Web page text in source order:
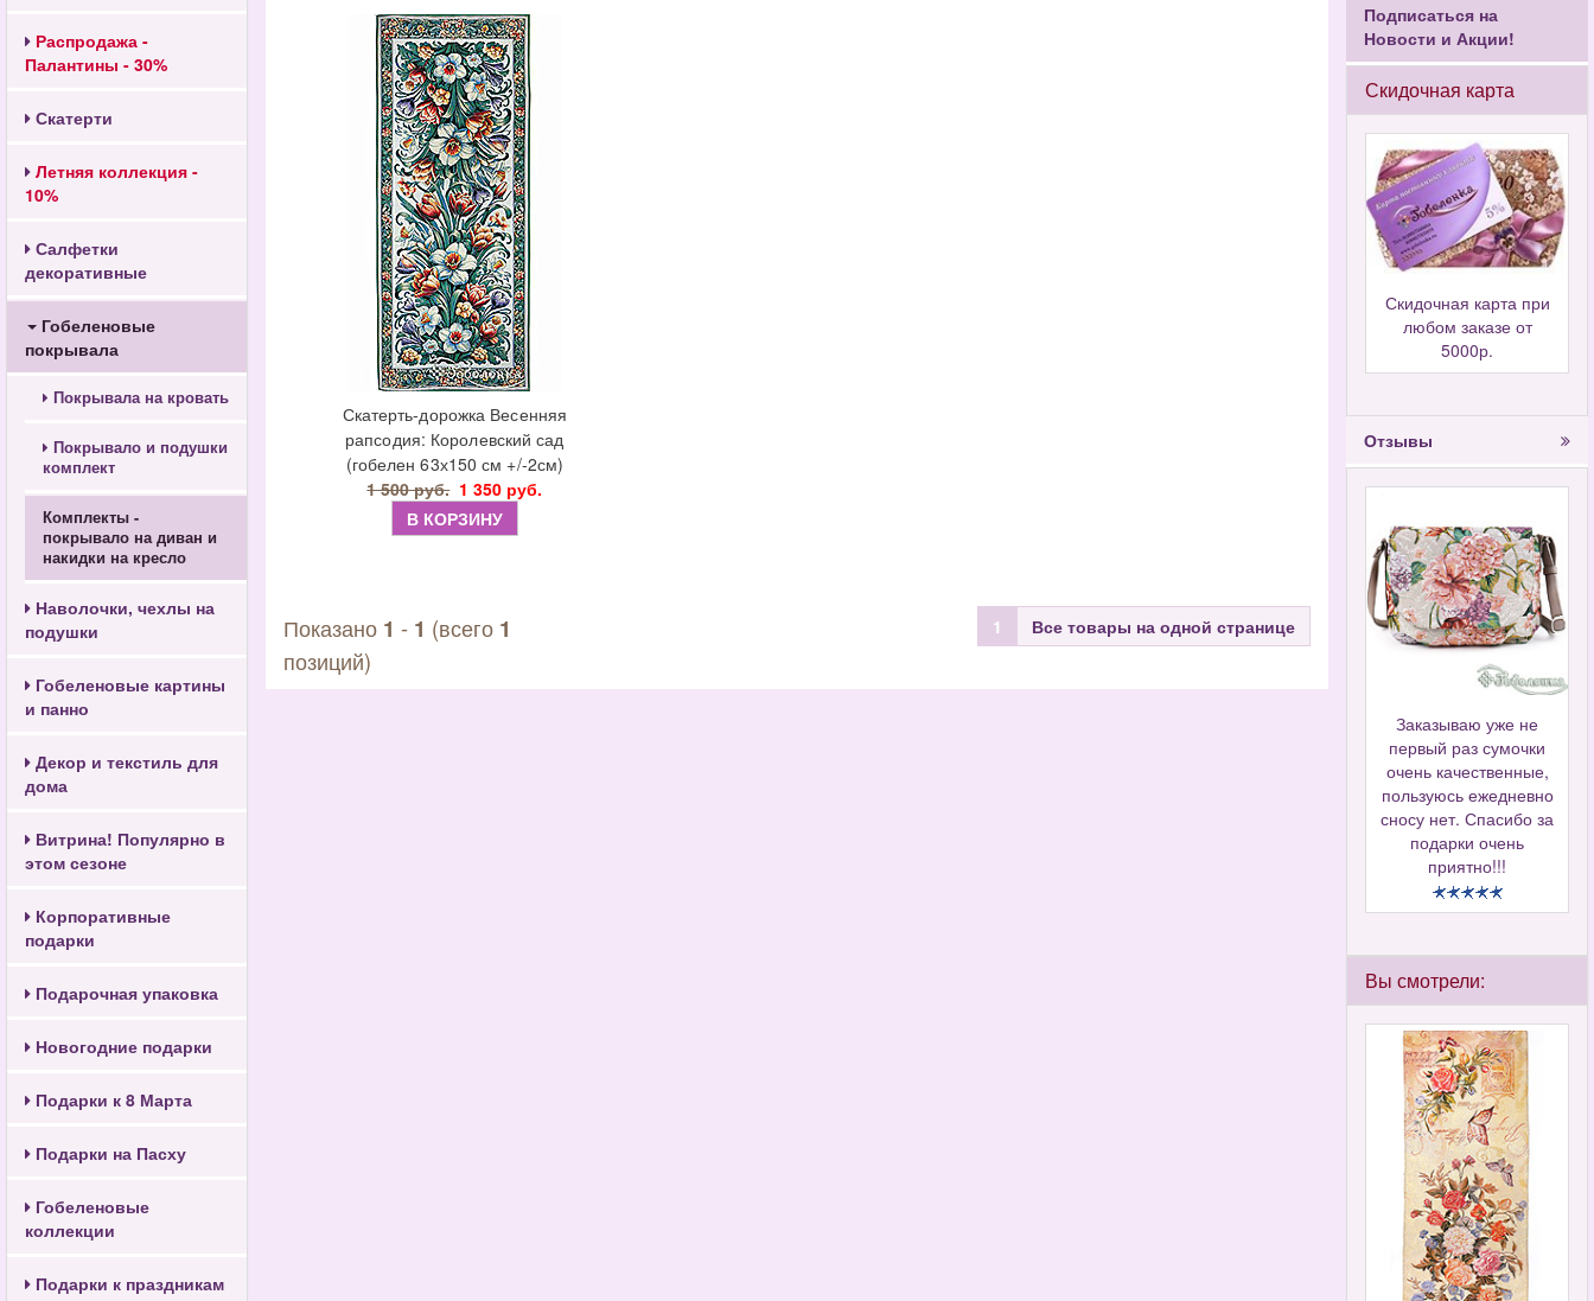
Распродажа -
Палантины - 30%
Скатерти
Летняя коллекция -
10%
Салфетки
декоративные
Гобеленовые
покрывала
Покрывала на кровать
Покрывало и подушки
комплект
Комплекты -
покрывало на диван и
накидки на кресло
Наволочки, чехлы на
подушки
Гобеленовые картины
и панно
Декор и текстиль для
дома
Витрина! Популярно в
этом сезоне
Корпоративные
подарки
Подарочная упаковка
Новогодние подарки
Подарки к 8 Марта
Подарки на Пасху
Гобеленовые
коллекции
Подарки к праздникам
Скатерть-дорожка Весенняя
рапсодия: Королевский сад
(гобелен 63х150 см +/-2см)
1 500 руб. 1 350 руб.
В КОРЗИНУ
Показано 1 - 1 (всего 1
позиций)
1 Все товары на одной странице
Подписаться на
Новости и Акции!
Скидочная карта
Скидочная карта при
любом заказе от
5000р.
Отзывы
Заказываю уже не
первый раз сумочки
очень качественные,
пользуюсь ежедневно
сносу нет. Спасибо за
подарки очень
приятно!!!
Вы смотрели: